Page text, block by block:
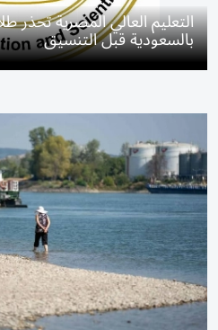
التعليم العالي المصرية تحذر
بالسعودية قبل التنسيق